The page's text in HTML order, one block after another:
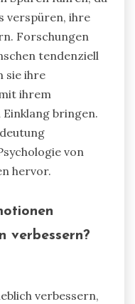
verspüren, ihre
Forschungen
tendenziell
sie ihre
ihrem
bringen.
von
hervor.
verbessern?
verbessern,